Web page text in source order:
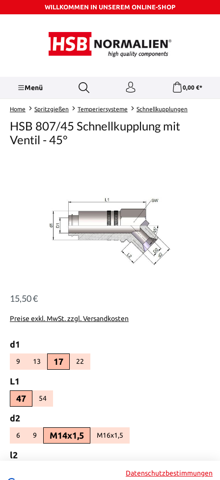
Zum Hauptinhalt springenWILLKOMMEN IN UNSEREM ONLINE-SHOP
Menü 0,00 €*
Home Spritzgießen Temperiersysteme Schnellkupplungen
HSB 807/45 Schnellkupplung mit
Ventil - 45°
Regulärer Preis:
15,50 €
Preise exkl. MwSt. zzgl. Versandkosten
d1
9(Diese Option ist zurzeit nicht verfügbar.)
13(Diese Option ist zurzeit nicht verfügbar.)
17(Diese Option ist zurzeit nicht verfügbar.)
22(Diese Option ist zurzeit nicht verfügbar.)
L1
47(Diese Option ist zurzeit nicht verfügbar.)
54(Diese Option ist zurzeit nicht verfügbar.)
d2
6(Diese Option ist zurzeit nicht verfügbar.)
9(Diese Option ist zurzeit nicht verfügbar.)
M14x1,5(Diese Option ist zurzeit nicht verfügbar.)
M16x1,5(Diese Option ist zurzeit nicht
l2
(Diese Option ist zurzeit nicht verfügbar.)Datenschutzbestimmungen